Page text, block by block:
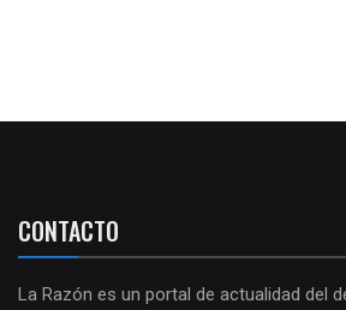
CONTACTO
La Razón es un portal de actualidad del